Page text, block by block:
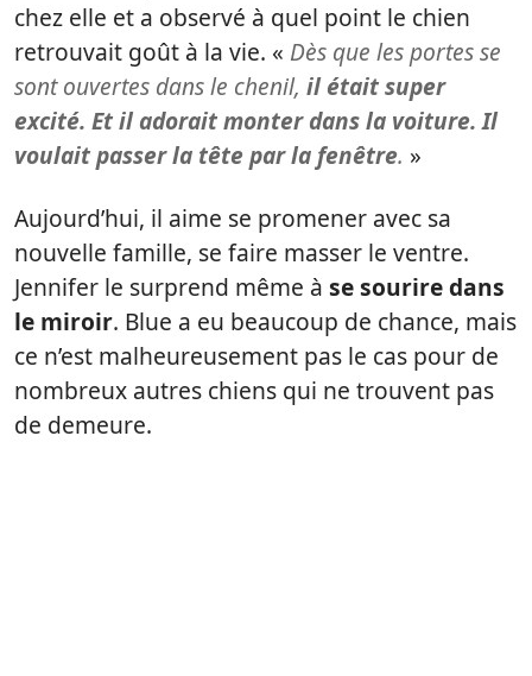
chez elle et a observé à quel point le chien
retrouvait goût à la vie. « Dès que les portes se
sont ouvertes dans le chenil, il était super
excité. Et il adorait monter dans la voiture. Il
voulait passer la tête par la fenêtre. »
Aujourd’hui, il aime se promener avec sa
nouvelle famille, se faire masser le ventre.
Jennifer le surprend même à se sourire dans
le miroir. Blue a eu beaucoup de chance, mais
ce n’est malheureusement pas le cas pour de
nombreux autres chiens qui ne trouvent pas
de demeure.